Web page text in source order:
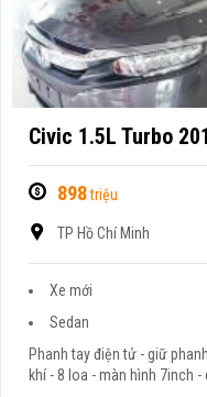
Civic 1.5L Turbo
898triệu
TP Hồ Chí Minh
Xe mới
Sedan
Phanh tay điện tử - giữ
khí - 8 loa - màn hình 7inch -